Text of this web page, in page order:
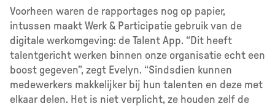
Voorheen waren de rapportages nog op papier,
intussen maakt Werk & Participatie gebruik van de
digitale werkomgeving: de Talent App. “Dit heeft
talentgericht werken binnen onze organisatie echt een
boost gegeven”, zegt Evelyn. “Sindsdien kunnen
medewerkers makkelijker bij hun talenten en deze met
elkaar delen. Het is niet verplicht, ze houden zelf de